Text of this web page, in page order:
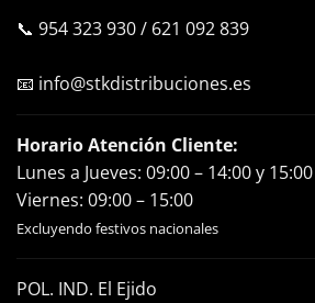
📞 954 323 930/ 621 092 839
📧 info@stkdistribuciones.es
Horario Atención Cliente:
Lunes a Jueves: 09:00 – 14:00 y
Viernes: 09:00 – 15:00
Excluyendo festivos nacionales
POL. IND. El Ejido